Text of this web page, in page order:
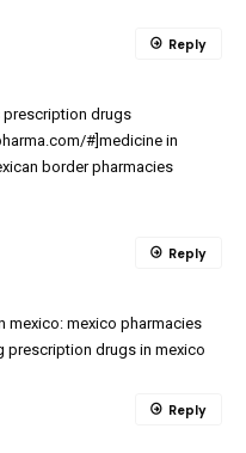
prescription drugs
#]medicine in
border pharmacies
Reply
mexico: mexico pharmacies
prescription drugs in mexico
Reply
Reply